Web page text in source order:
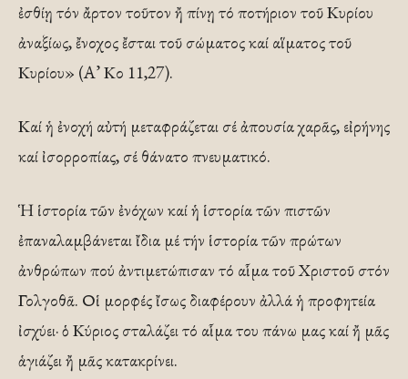
ἐσθίῃ τόν ἄρτον τοῦτον ἤ πίνῃ τό ποτήριον τοῦ Κυρίου
ἀναξίως, ἔνοχος ἔσται τοῦ σώματος καί αἵματος τοῦ
Κυρίου» (Α’ Κο 11,27).
Καί ἡ ἐνοχή αὐτή μεταφράζεται σέ ἀπουσία χαρᾶς, εἰρήνης
καί ἰσορροπίας, σέ θάνατο πνευματικό.
Ἡ ἱστορία τῶν ἐνόχων καί ἡ ἱστορία τῶν πιστῶν
ἐπαναλαμβάνεται ἴδια μέ τήν ἱστορία τῶν πρώτων
ἀνθρώπων πού ἀντιμετώπισαν τό αἷμα τοῦ Χριστοῦ στόν
Γολγοθᾶ. Οἱ μορφές ἴσως διαφέρουν ἀλλά ἡ προφητεία
ἰσχύει· ὁ Κύριος σταλάζει τό αἷμα του πάνω μας καί ἤ μᾶς
ἁγιάζει ἤ μᾶς κατακρίνει.